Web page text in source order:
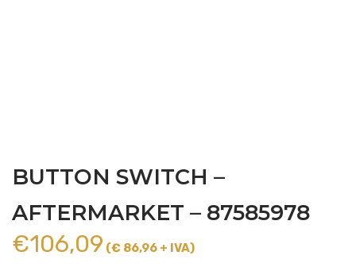
BUTTON SWITCH –
AFTERMARKET – 87585978
€106,09 (€ 86,96 + IVA)